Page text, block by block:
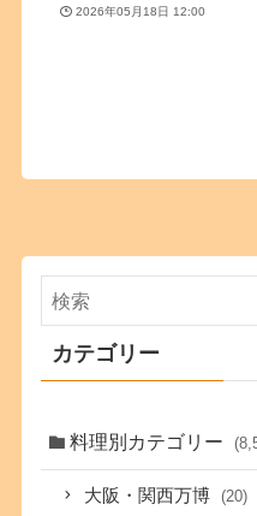
2026年05月18日 12:00
カテゴリー
料理別カテゴリー
大阪・関西万博 (20)